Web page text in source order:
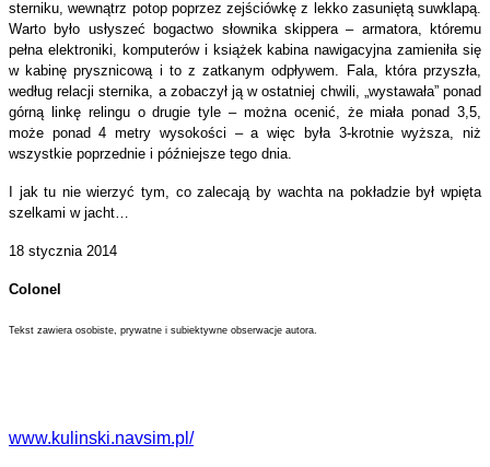
sterniku, wewnątrz potop poprzez zejściówkę z lekko zasuniętą suwklapą.
Warto było usłyszeć bogactwo słownika skippera – armatora, któremu
pełna elektroniki, komputerów i książek kabina nawigacyjna zamieniła się
w kabinę prysznicową i to z zatkanym odpływem. Fala, która przyszła,
według relacji sternika, a zobaczył ją w ostatniej chwili, „wystawała” ponad
górną linkę relingu o drugie tyle – można ocenić, że miała ponad 3,5,
może ponad 4 metry wysokości – a więc była 3-krotnie wyższa, niż
wszystkie poprzednie i późniejsze tego dnia.
I jak tu nie wierzyć tym, co zalecają by wachta na pokładzie był wpięta
szelkami w jacht…
18 stycznia 2014
Colonel
Tekst zawiera osobiste, prywatne i subiektywne obserwacje autora.
www.kulinski.navsim.pl/